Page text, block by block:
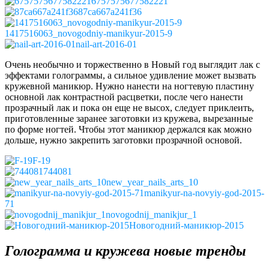
87ca667a241f36
1417516063_novogodniy-manikyur-2015-9
nail-art-2016-01
Очень необычно и торжественно в Новый год выглядит лак с
эффектами голограммы, а сильное удивление может вызвать
кружевной маникюр. Нужно нанести на ногтевую пластину
основной лак контрастной расцветки, после чего нанести
прозрачный лак и пока он еще не высох, следует приклеить,
приготовленные заранее заготовки из кружева, вырезанные
по форме ногтей. Чтобы этот маникюр держался как можно
дольше, нужно закрепить заготовки прозрачной основой.
F-19
744081
new_year_nails_arts_10
manikyur-na-novyiy-god-2015-
71
novogodnij_manikjur_1
Новогодний-маникюр-2015
Голограмма и кружева новые тренды